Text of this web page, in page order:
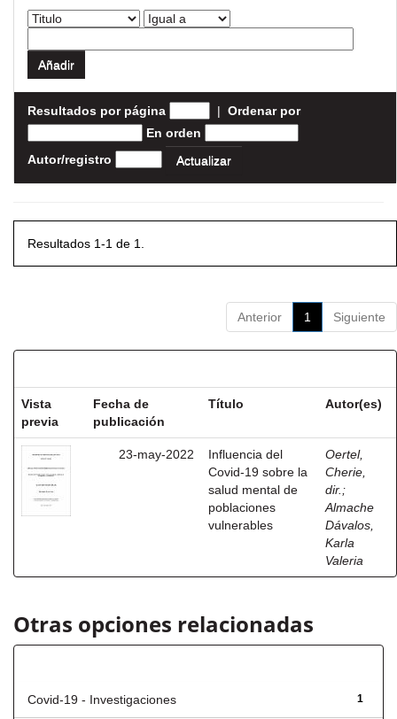
Resultados por página | Ordenar por
En orden
Autor/registro
Resultados 1-1 de 1.
Anterior 1 Siguiente
Vista
previa
Fecha de
publicación
Título Autor(es)
23-may-2022
Influencia del
Covid-19 sobre la
salud mental de
poblaciones
vulnerables
Oertel,
Cherie,
dir. ;
Almache
Dávalos,
Karla
Valeria
Otras opciones relacionadas
1
Covid-19 - Investigaciones